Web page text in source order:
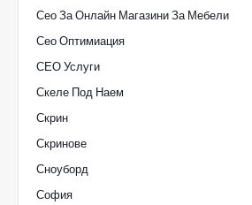
Сео За Онлайн Магазини За Мебели
Сео Оптимиация
СЕО Услуги
Скеле Под Наем
Скрин
Скринове
Сноуборд
София